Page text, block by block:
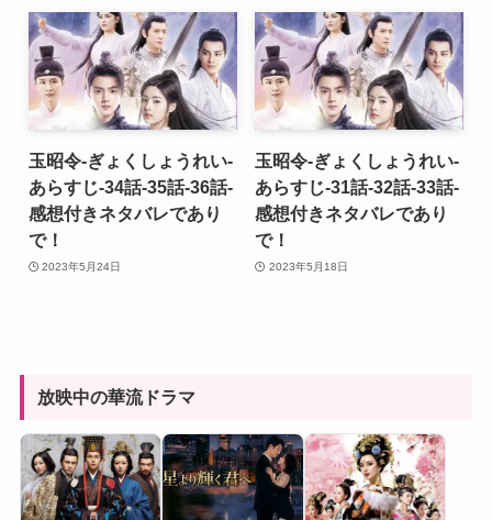
玉昭令-ぎょくしょうれい-
あらすじ-34話-35話-36話-
感想付きネタバレであり
で！
2023年5月24日
玉昭令-ぎょくしょうれい-
あらすじ-31話-32話-33話-
感想付きネタバレであり
で！
2023年5月18日
放映中の華流ドラマ